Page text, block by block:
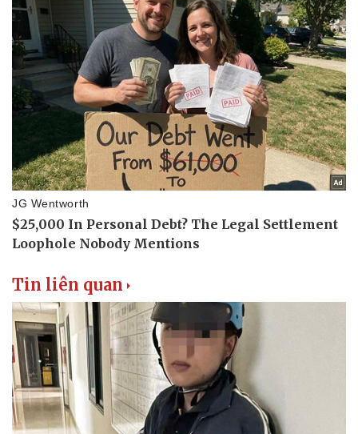
Thể thao
Bóng đá
Lịch thi đấu bóng đá
Thế giới thể thao
eSports
Hậu trường
Ô tô - Xe máy
Xe máy
Tư vấn
Tin liên quan